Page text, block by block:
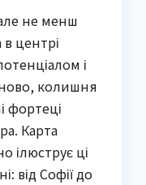
не менш
в центрі
і
колишня
фортеці
Карта
ілюструє ці
від Софії до